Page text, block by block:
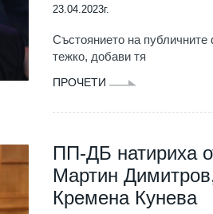
23.04.2023г.
Състоянието на
тежко, добави тя
ПРОЧЕТИ
ПП-ДБ натириха
Мартин
Кремена Кунева